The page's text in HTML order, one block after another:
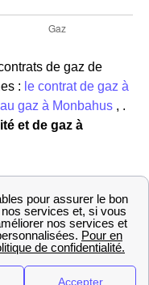
de gaz de
: le contrat de gaz à
gaz à Monbahus , .
et de gaz à
un acteur majeur
dans toute la
historique de gaz
à ses clients
réseau GrDF à